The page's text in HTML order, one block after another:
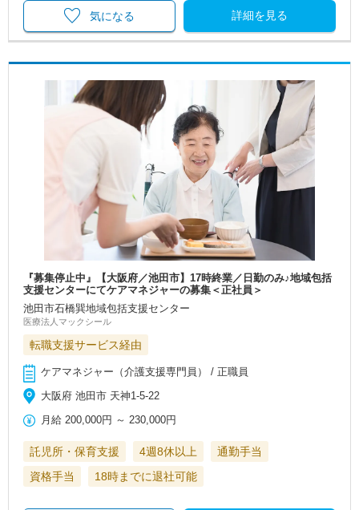
詳細を見る
気になる
『募集停止中』【大阪府／池田市】17時終業／日勤のみ♪地域包括
支援センターにてケアマネジャーの募集＜正社員＞
池田市石橋巽地域包括支援センター
医療法人マックシール
転職支援サービス経由
ケアマネジャー（介護支援専門員） / 正職員
大阪府 池田市 天神1-5-22
月給 200,000円 ～230,000円
託児所・保育支援 4週8休以上
通勤手当
資格手当
18時までに退社可能